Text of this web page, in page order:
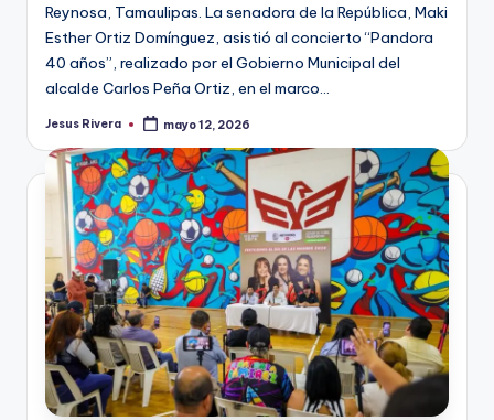
Reynosa, Tamaulipas. La senadora de la República, Maki
Esther Ortiz Domínguez, asistió al concierto “Pandora
40 años”, realizado por el Gobierno Municipal del
alcalde Carlos Peña Ortiz, en el marco…
Publicado
Jesus Rivera mayo 12, 2026